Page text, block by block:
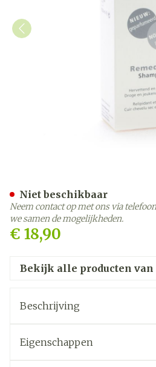
€ 18,90
Niet beschikbaar
Neem contact op met ons via
we samen de mogelijkheden.
Bekijk alle producten van
Beschrijving
Eigenschappen